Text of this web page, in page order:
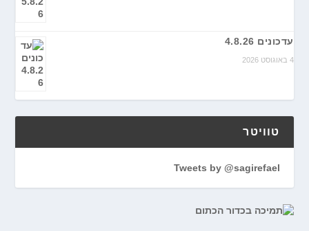
עדכונים 4.8.26
4 באוגוסט 2026
טוויטר
Tweets by @sagirefael